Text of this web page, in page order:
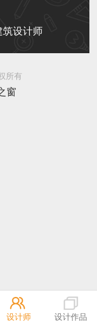
已成功备案！
已成功备案！
已成功备案！
已成功备案！
筑设计师
所有
窗
设计师 设计作品